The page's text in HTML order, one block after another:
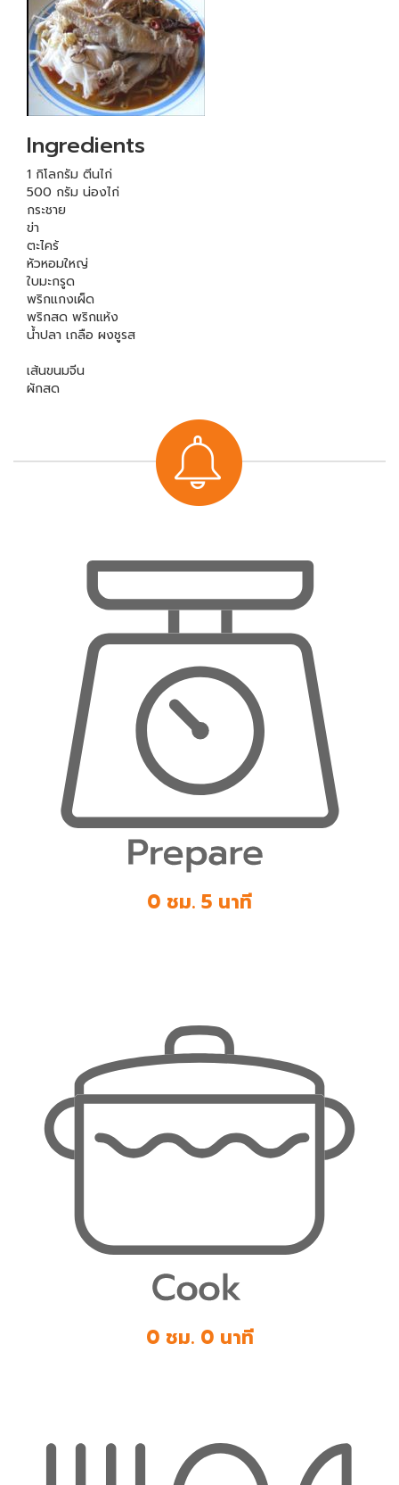
Ingredients
1 กิโลกรัม ตีนไก่
500 กรัม น่องไก่
กระชาย
ข่า
ตะไคร้
หัวหอมใหญ่
ใบมะกรูด
พริกแกงเผ็ด
พริกสด พริกแห้ง
น้ำปลา เกลือ ผงชูรส
เส้นขนมจีน
ผักสด
0 ชม. 5 นาที
0 ชม. 0 นาที